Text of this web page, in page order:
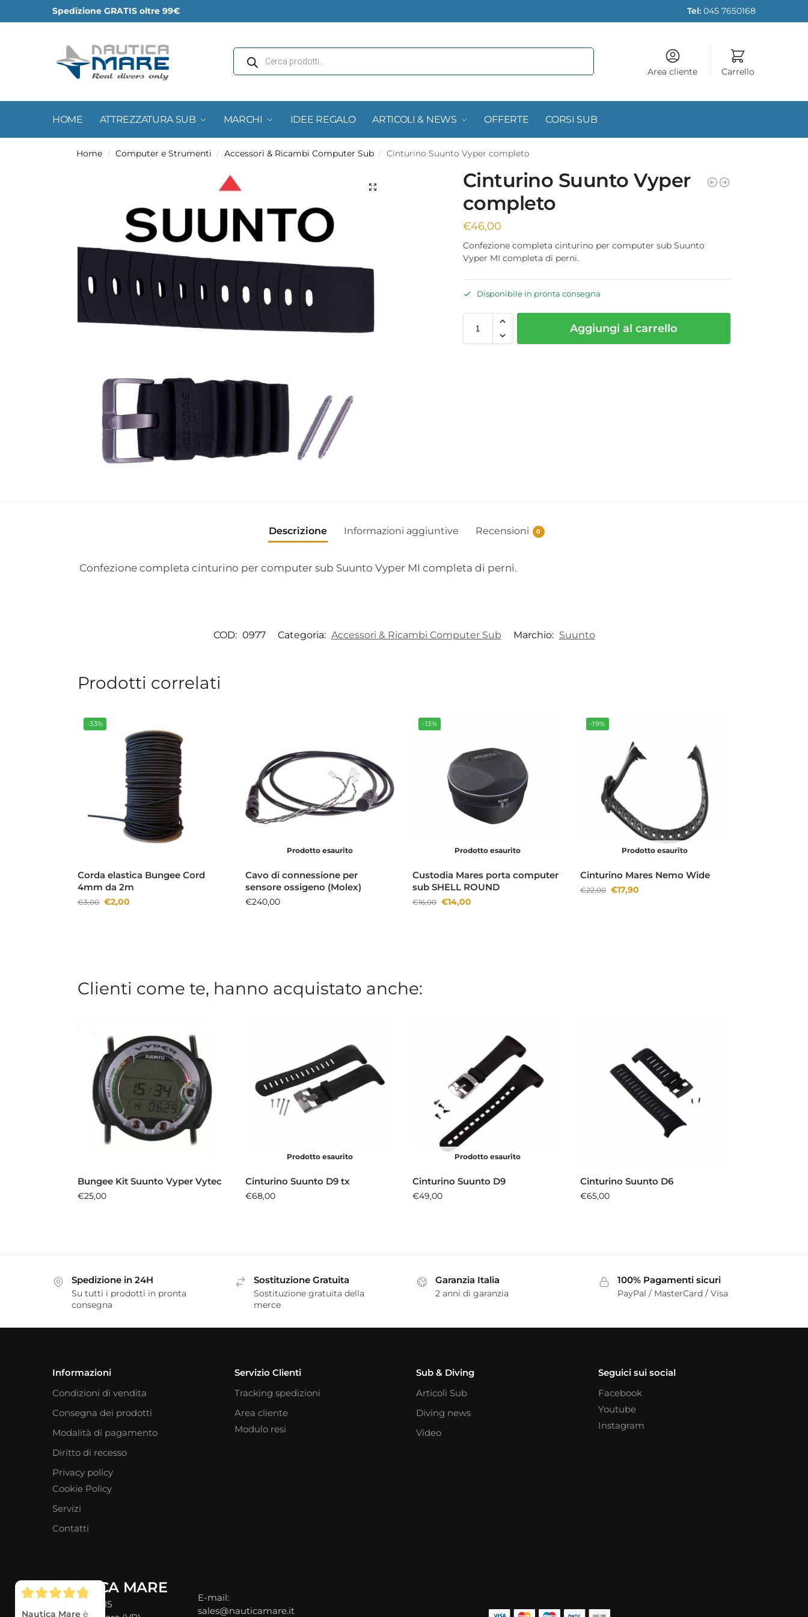
Spedizione GRATIS oltre 99€ Tel: 045 7650168
Area cliente Carrello
HOME ATTREZZATURA SUB MARCHI IDEE REGALO ARTICOLI & NEWS OFFERTE CORSI SUB
Home / Computer e Strumenti / Accessori & Ricambi Computer Sub / Cinturino Suunto Vyper completo
Cinturino Suunto Vyper
completo
€46,00
Confezione completa cinturino per computer sub Suunto
Vyper MI completa di perni.
Disponibile in pronta consegna
Aggiungi al carrello
Descrizione Informazioni aggiuntive Recensioni 0
Confezione completa cinturino per computer sub Suunto Vyper MI completa di perni.
COD: 0977 Categoria: Accessori & Ricambi Computer Sub Marchio: Suunto
Prodotti correlati
-33%
Corda elastica Bungee Cord
4mm da 2m
€3,00 €2,00
Prodotto esaurito
Cavo di connessione per
sensore ossigeno (Molex)
€240,00
-13%
Prodotto esaurito
Custodia Mares porta computer
sub SHELL ROUND
€16,00 €14,00
-19%
Prodotto esaurito
Cinturino Mares Nemo Wide
€22,00 €17,90
Clienti come te, hanno acquistato anche:
Bungee Kit Suunto Vyper Vytec
€25,00
Prodotto esaurito
Cinturino Suunto D9 tx
€68,00
Prodotto esaurito
Cinturino Suunto D9
€49,00
Cinturino Suunto D6
€65,00
Spedizione in 24H
Su tutti i prodotti in pronta
consegna
Sostituzione Gratuita
Sostituzione gratuita della
merce
Garanzia Italia
2 anni di garanzia
100% Pagamenti sicuri
PayPal / MasterCard / Visa
Informazioni
Condizioni di vendita
Consegna dei prodotti
Modalità di pagamento
Diritto di recesso
Privacy policy
Cookie Policy
Servizi
Contatti
Servizio Clienti
Tracking spedizioni
Area cliente
Modulo resi
Sub & Diving
Articoli Sub
Diving news
Video
Seguici sui social
Facebook
Youtube
Instagram
NAUTICA MARE
Via Verona, 15
E-mail:
sales@nauticamare.it
Nautica Mare è